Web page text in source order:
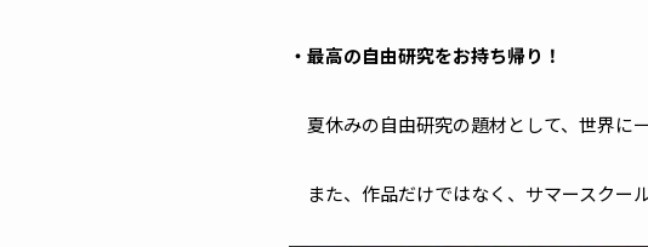
・最高の自由研究をお持ち帰り！
夏休みの自由研究の題材として、世界に
また、作品だけではなく、サマースクー